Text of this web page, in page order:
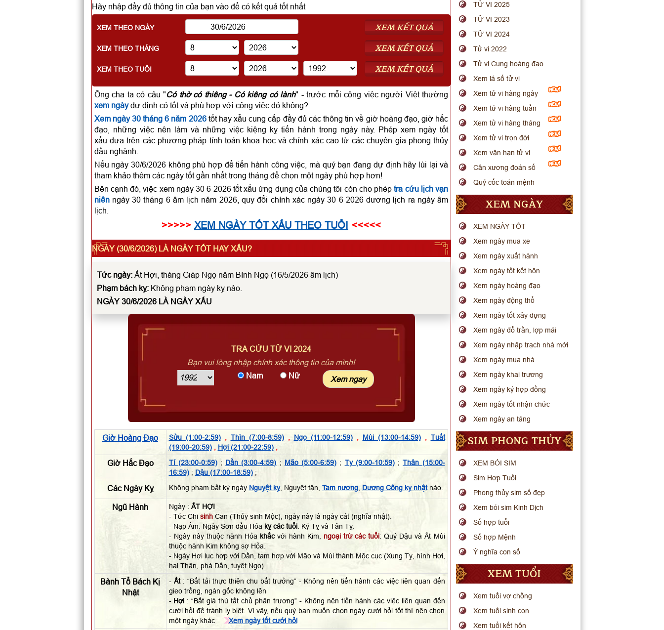
Hãy nhập đầy đủ thông tin của bạn vào để có kết quả tốt nhất
XEM THEO NGÀY XEM KẾT QUẢ
XEM THEO THÁNG XEM KẾT QUẢ
XEM THEO TUỔI XEM KẾT QUẢ
Ông cha ta có câu "Có thờ có thiêng - Có kiêng có lành" - trước mỗi công việc người Việt thường
xem ngàydự định có tốt và phù hợp với công việc đó không?
Xem ngày 30 tháng 6 năm 2026tốt hay xẫu cung cấp đầy đủ các thông tin về giờ hoàng đạo, giờ hắc
đạo, những việc nên làm và những việc kiệng kỵ tiến hành trong ngày này. Phép xem ngày tốt
xấu dựa trên các phương pháp tính toán khoa học và chính xác cao từ các chuyên gia phong thủy
đầu nghành.
Nếu ngày 30/6/2026 không phù hợp để tiến hành công việc, mà quý bạn đang dự định hãy lùi lại và
tham khảo thêm các ngày tốt gần nhất trong tháng để chọn một ngày phù hợp hơn!
Bên cạnh đó, việc xem ngày 30 6 2026 tốt xấu ứng dụng của chúng tôi còn cho phéptra cứu lịch vạn
niênngày 30 tháng 6 âm lịch năm 2026, quy đổi chính xác ngày 30 6 2026 dương lịch ra ngày âm
lịch.
>>>>> XEM NGÀY TỐT XẤU THEO TUỔI <<<<<
NGÀY (30/6/2026) LÀ NGÀY TỐT HAY XẤU?
Tức ngày:Ất Hợi, tháng Giáp Ngọ năm Bính Ngọ (16/5/2026 âm lịch)
Phạm bách kỵ:Không phạm ngày kỵ nào.
NGÀY 30/6/2026 LÀ NGÀY XẤU
TRA CỨU TỬ VI 2024
Bạn vui lòng nhập chính xác thông tin của mình!
Nam
Nữ
Giờ Hoàng Đạo Sửu (1:00-2:59), Thìn (7:00-8:59), Ngọ (11:00-12:59), Mùi (13:00-14:59), Tuất
(19:00-20:59), Hợi (21:00-22:59),
Giờ Hắc Đạo Tí (23:00-0:59); Dần (3:00-4:59) ; Mão (5:00-6:59) ; Tỵ (9:00-10:59);Thân (15:00-
16:59); Dậu (17:00-18:59);
Các Ngày Kỵ Không phạm bất kỳ ngày Nguyệt kỵ, Nguyệt tận, Tam nương, Dương Công kỵ nhậtnào.
Ngũ Hành Ngày : ẤT HỢI
- Tức Chi sinhCan (Thủy sinh Mộc), ngày này là ngày cát (nghĩa nhật).
- Nạp Âm: Ngày Sơn đầu Hỏa kỵ các tuổi: Kỷ Tỵ và Tân Tỵ.
- Ngày này thuộc hành Hỏa khắcvới hành Kim, ngoại trừ các tuổi: Quý Dậu và Ất Mùi
thuộc hành Kim không sợ Hỏa.
- Ngày Hợi lục hợp với Dần, tam hợp với Mão và Mùi thành Mộc cục (Xung Tỵ, hình Hợi,
hại Thân, phá Dần, tuyệt Ngọ)
Bành Tổ Bách Kị
Nhật
- Ất: “Bất tải thực thiên chu bất trưởng” - Không nên tiến hành các việc liên quan đến
gieo trồng, ngàn gốc không lên
- Hợi : “Bất giá thú tất chủ phân trương” - Không nên tiến hành các việc liên quan đến
cưới hỏi để tránh ly biệt. Vì vây, nếu quý bạn muốn chọn ngày cưới hỏi tốt thì nên chọn
một ngày khác
Xem ngày tốt cưới hỏi
TỬ VI 2025
TỬ VI 2023
TỬ VI 2024
Tử vi 2022
Tử vi Cung hoàng đạo
Xem lá số tử vi
Xem tử vi hàng ngày
Xem tử vi hàng tuần
Xem tử vi hàng tháng
Xem tử vi trọn đời
Xem vận hạn tử vi
Cân xương đoán số
Quỷ cốc toán mệnh
XEM NGÀY
XEM NGÀY TỐT
Xem ngày mua xe
Xem ngày xuất hành
Xem ngày tốt kết hôn
Xem ngày hoàng đạo
Xem ngày động thổ
Xem ngày tốt xây dựng
Xem ngày đổ trần, lợp mái
Xem ngày nhập trạch nhà mới
Xem ngày mua nhà
Xem ngày khai trương
Xem ngày ký hợp đồng
Xem ngày tốt nhận chức
Xem ngày an táng
SIM PHONG THỦY
XEM BÓI SIM
Sim Hợp Tuổi
Phong thủy sim số đẹp
Xem bói sim Kinh Dịch
Số hợp tuổi
Số hợp Mệnh
Ý nghĩa con số
XEM TUỔI
Xem tuổi vợ chồng
Xem tuổi sinh con
Xem tuổi kết hôn